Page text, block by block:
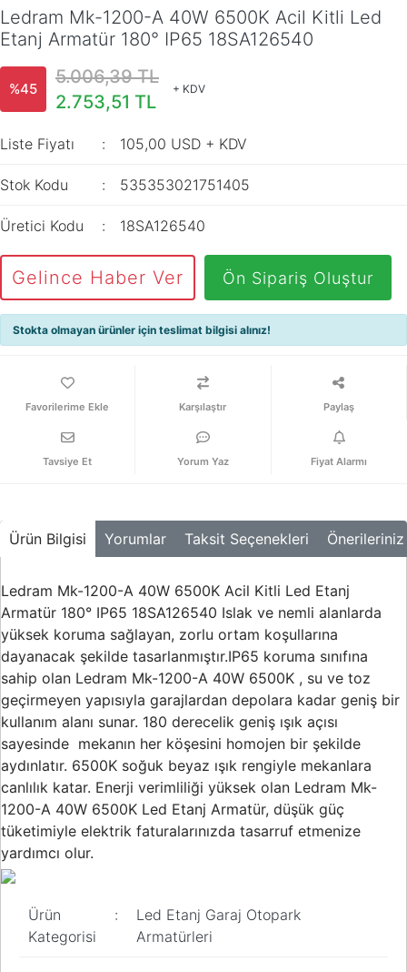
Ledram Mk-1200-A 40W 6500K Acil Kitli Led
Etanj Armatür 180° IP65 18SA126540
%45
5.006,39 TL
2.753,51 TL
+ KDV
Liste Fiyatı 105,00 USD + KDV
Stok Kodu 535353021751405
Üretici Kodu 18SA126540
Gelince Haber Ver Ön Sipariş Oluştur
Stokta olmayan ürünler için teslimat bilgisi alınız!
Karşılaştır Paylaş
Tavsiye Et Yorum Yaz Fiyat Alarmı
Ürün Bilgisi Yorumlar Taksit Seçenekleri Önerileriniz
Ledram Mk-1200-A 40W 6500K Acil Kitli Led Etanj
Armatür 180° IP65 18SA126540 Islak ve nemli alanlarda
yüksek koruma sağlayan, zorlu ortam koşullarına
dayanacak şekilde tasarlanmıştır.IP65 koruma sınıfına
sahip olan Ledram Mk-1200-A 40W 6500K , su ve toz
geçirmeyen yapısıyla garajlardan depolara kadar geniş bir
kullanım alanı sunar. 180 derecelik geniş ışık açısı
sayesinde mekanın her köşesini homojen bir şekilde
aydınlatır. 6500K soğuk beyaz ışık rengiyle mekanlara
canlılık katar. Enerji verimliliği yüksek olan Ledram Mk-
1200-A 40W 6500K Led Etanj Armatür, düşük güç
tüketimiyle elektrik faturalarınızda tasarruf etmenize
yardımcı olur.
Ürün
Kategorisi
:
Led Etanj Garaj Otopark
Armatürleri